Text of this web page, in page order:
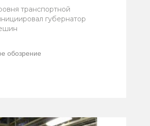
транспортной
губернатор
обозрение